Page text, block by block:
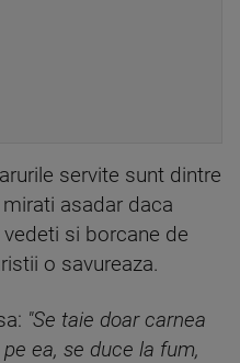
servite sunt dintre
asadar daca
si borcane de
o savureaza.
"Se taie doar carnea
ea, se duce la fum,